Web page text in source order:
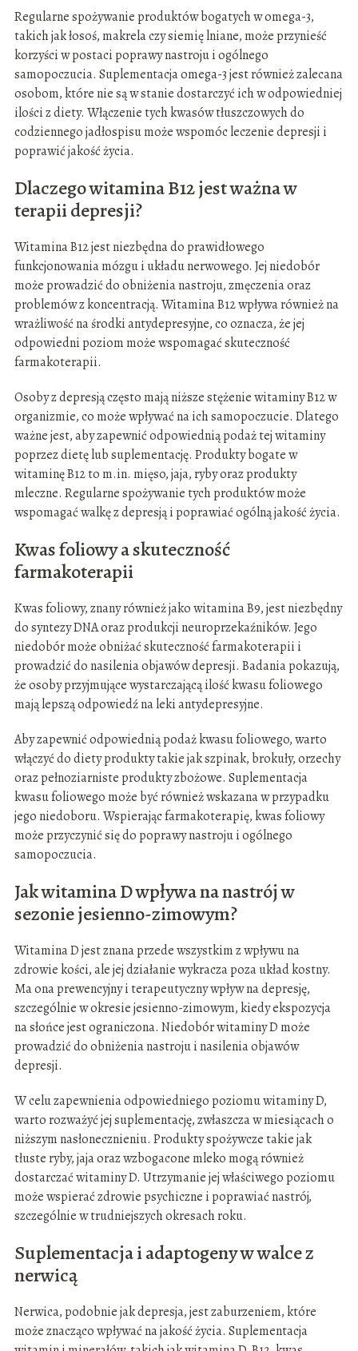
Regularne spożywanie produktów bogatych w omega-3,
takich jak łosoś, makrela czy siemię lniane, może przynieść
korzyści w postaci poprawy nastroju i ogólnego
samopoczucia. Suplementacja omega-3 jest również zalecana
osobom, które nie są w stanie dostarczyć ich w odpowiedniej
ilości z diety. Włączenie tych kwasów tłuszczowych do
codziennego jadłospisu może wspomóc leczenie depresji i
poprawić jakość życia.
Dlaczego witamina B12 jest ważna w
terapii depresji?
Witamina B12 jest niezbędna do prawidłowego
funkcjonowania mózgu i układu nerwowego. Jej niedobór
może prowadzić do obniżenia nastroju, zmęczenia oraz
problemów z koncentracją. Witamina B12 wpływa również na
wrażliwość na środki antydepresyjne, co oznacza, że jej
odpowiedni poziom może wspomagać skuteczność
farmakoterapii.
Osoby z depresją często mają niższe stężenie witaminy B12 w
organizmie, co może wpływać na ich samopoczucie. Dlatego
ważne jest, aby zapewnić odpowiednią podaż tej witaminy
poprzez dietę lub suplementację. Produkty bogate w
witaminę B12 to m.in. mięso, jaja, ryby oraz produkty
mleczne. Regularne spożywanie tych produktów może
wspomagać walkę z depresją i poprawiać ogólną jakość życia.
Kwas foliowy a skuteczność
farmakoterapii
Kwas foliowy, znany również jako witamina B9, jest niezbędny
do syntezy DNA oraz produkcji neuroprzekaźników. Jego
niedobór może obniżać skuteczność farmakoterapii i
prowadzić do nasilenia objawów depresji. Badania pokazują,
że osoby przyjmujące wystarczającą ilość kwasu foliowego
mają lepszą odpowiedź na leki antydepresyjne.
Aby zapewnić odpowiednią podaż kwasu foliowego, warto
włączyć do diety produkty takie jak szpinak, brokuły, orzechy
oraz pełnoziarniste produkty zbożowe. Suplementacja
kwasu foliowego może być również wskazana w przypadku
jego niedoboru. Wspierając farmakoterapię, kwas foliowy
może przyczynić się do poprawy nastroju i ogólnego
samopoczucia.
Jak witamina D wpływa na nastrój w
sezonie jesienno-zimowym?
Witamina D jest znana przede wszystkim z wpływu na
zdrowie kości, ale jej działanie wykracza poza układ kostny.
Ma ona prewencyjny i terapeutyczny wpływ na depresję,
szczególnie w okresie jesienno-zimowym, kiedy ekspozycja
na słońce jest ograniczona. Niedobór witaminy D może
prowadzić do obniżenia nastroju i nasilenia objawów
depresji.
W celu zapewnienia odpowiedniego poziomu witaminy D,
warto rozważyć jej suplementację, zwłaszcza w miesiącach o
niższym nasłonecznieniu. Produkty spożywcze takie jak
tłuste ryby, jaja oraz wzbogacone mleko mogą również
dostarczać witaminy D. Utrzymanie jej właściwego poziomu
może wspierać zdrowie psychiczne i poprawiać nastrój,
szczególnie w trudniejszych okresach roku.
Suplementacja i adaptogeny w walce z
nerwicą
Nerwica, podobnie jak depresja, jest zaburzeniem, które
może znacząco wpływać na jakość życia. Suplementacja